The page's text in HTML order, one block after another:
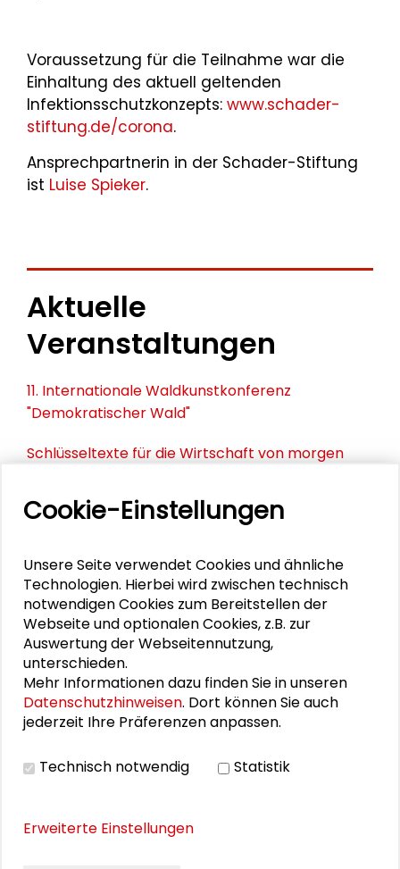
Voraussetzung für die Teilnahme war die
Einhaltung des aktuell geltenden
Infektionsschutzkonzepts: www.schader-
stiftung.de/corona.
Ansprechpartnerin in der Schader-Stiftung
ist Luise Spieker.
Aktuelle
Veranstaltungen
11. Internationale Waldkunstkonferenz
"Demokratischer Wald"
Schlüsseltexte für die Wirtschaft von morgen
Dialog
Schader-Festival 2026
25. Runder Tisch Wissenschaftsstadt Darmstadt
PERSONEN IM KONTEXT
Michèle Knodt
Claudia Wiesner
Cookie-Einstellungen
Unsere Seite verwendet Cookies und ähnliche
Technologien. Hierbei wird zwischen technisch
notwendigen Cookies zum Bereitstellen der
Webseite und optionalen Cookies, z.B. zur
Auswertung der Webseitennutzung,
unterschieden.
Mehr Informationen dazu finden Sie in unseren
Datenschutzhinweisen. Dort können Sie auch
jederzeit Ihre Präferenzen anpassen.
Technisch notwendig Statistik
Erweiterte Einstellungen